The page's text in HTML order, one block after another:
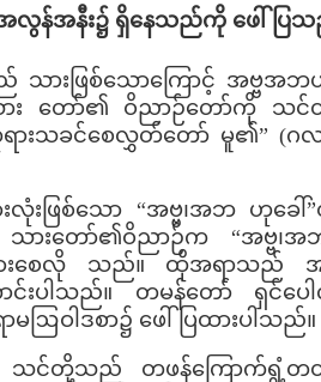
န်အနီး၌ ရှိနေသည်ကို ဖေါ်ပြသ
ားဖြစ်သောကြောင့် အဗ္ဗအ
း တော်၏ ဝိညာဉ်တော်ကို သင်
းသခင်စေလွှတ်တော် မူ၏” (ဂ
လုံးဖြစ်သော “အဗ္ဗ၊အဘ ဟုခေ
ားတော်၏ဝိညာဉ်က “အဗ္ဗ၊အ
းစေလို သည်။ ထိုအရာသည် အ
ာင်းပါသည်။ တမန်တော် ရှင်ပေ
မဩဝါဒစာ၌ ဖေါ်ပြထားပါသည်။
း သင်တို့သည် တဖန်ကြောက်ရွံ့တ